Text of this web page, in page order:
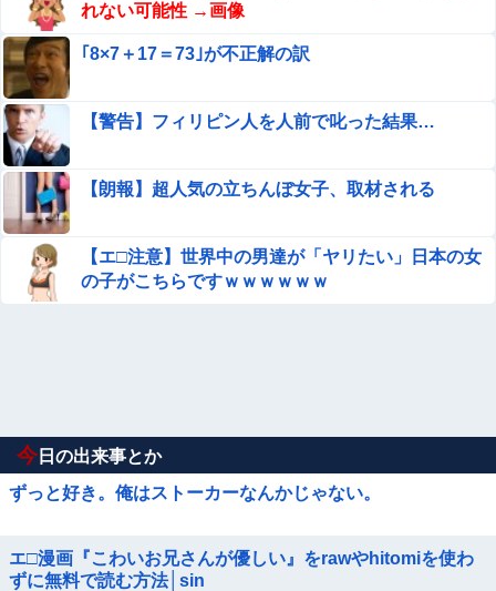
れない可能性 →画像
｢8×7＋17＝73｣が不正解の訳
【警告】フィリピン人を人前で叱った結果…
【朗報】超人気の立ちんぼ女子、取材される
【エ□注意】世界中の男達が「ヤリたい」日本の女
の子がこちらですｗｗｗｗｗｗ
今 日の出来事とか
ずっと好き。俺はストーカーなんかじゃない。
エ□漫画『こわいお兄さんが優しい』をrawやhitomiを使わ
ずに無料で読む方法│sin